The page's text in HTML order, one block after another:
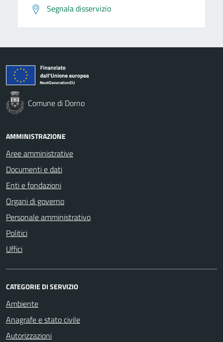
Segnala disservizio
Comune di Dorno
AMMINISTRAZIONE
Aree amministrative
Documenti e dati
Enti e fondazioni
Organi di governo
Personale amministrativo
Politici
Uffici
CATEGORIE DI SERVIZIO
Ambiente
Anagrafe e stato civile
Autorizzazioni